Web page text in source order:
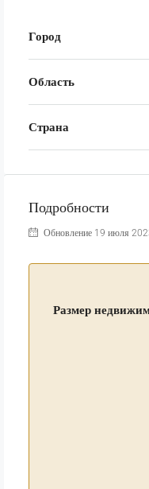
Город
Область
Страна
Подробности
Обновление 19 июля
Размер